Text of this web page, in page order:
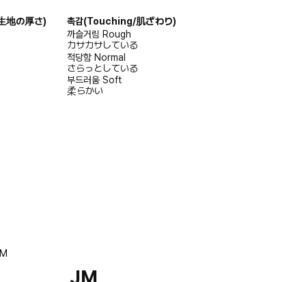
の厚さ) 촉감(Touching/肌ざわり)
까슬거림 Rough
カサカサしている
적당함 Normal
さらっとしている
부드러움 Soft
柔らかい
JM